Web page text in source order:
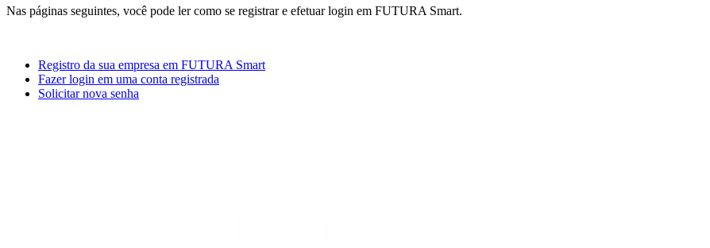
Nas páginas seguintes, você pode ler como se registrar e efetuar login em FUTURA Smart.
Registro da sua empresa em FUTURA Smart
Fazer login em uma conta registrada
Solicitar nova senha